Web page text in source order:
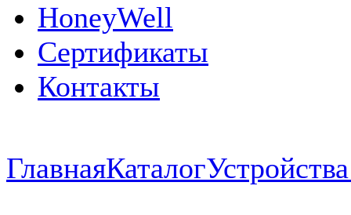
HoneyWell
Сертификаты
Контакты
ГлавнаяКаталог